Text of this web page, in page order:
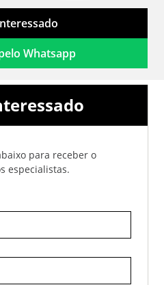
Whatsapp
para receber o
especialistas.